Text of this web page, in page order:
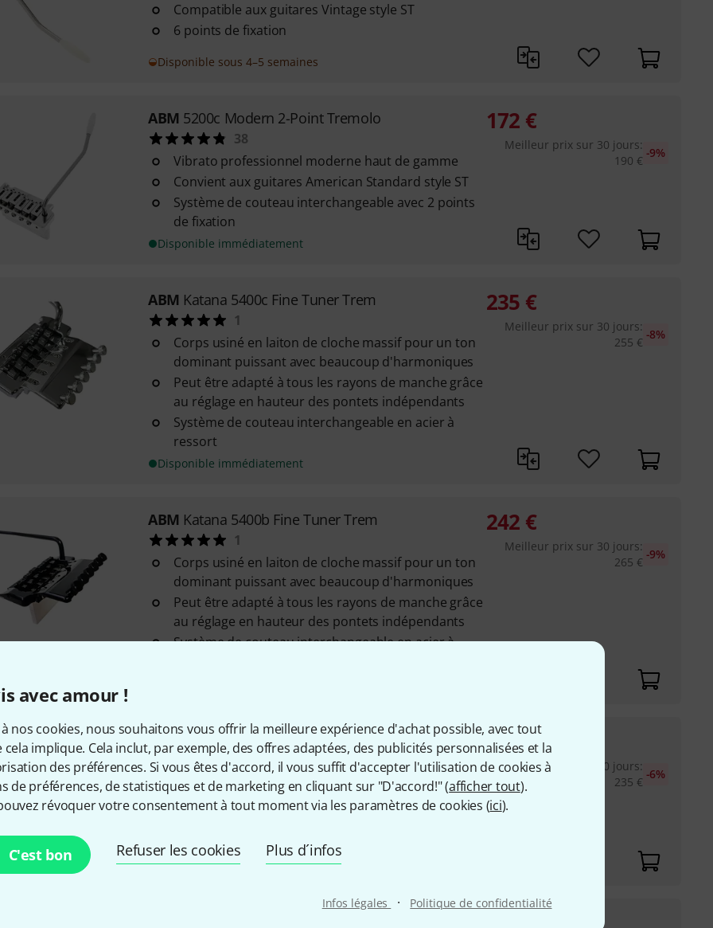
avec amour !
nos cookies, nous souhaitons vous offrir la meilleure expérience d'achat possible, avec tout
cela implique. Cela inclut, par exemple, des offres adaptées, des publicités personnalisées et la
des préférences. Si vous êtes d'accord, il vous suffit d'accepter l'utilisation de cookies à
de préférences, de statistiques et de marketing en cliquant sur "D'accord!" (afficher tout).
révoquer votre consentement à tout moment via les paramètres de cookies (ici).
C'est bon Refuser les cookies Plus d´infos
Infos légales · Politique de confidentialité
Compatible aux guitares Vintage style ST
6 points de fixation
Disponible sous 4–5 semaines
ABM 5200c Modern 2-Point Tremolo
38
Vibrato professionnel moderne haut de gamme
Convient aux guitares American Standard style ST
Système de couteau interchangeable avec 2 points
de fixation
Disponible immédiatement
172 €
Meilleur prix sur 30 jours:
190 €
-9%
ABM Katana 5400c Fine Tuner Trem
1
Corps usiné en laiton de cloche massif pour un ton
dominant puissant avec beaucoup d'harmoniques
Peut être adapté à tous les rayons de manche grâce
au réglage en hauteur des pontets indépendants
Système de couteau interchangeable en acier à
ressort
Disponible immédiatement
235 €
Meilleur prix sur 30 jours:
255 €
-8%
ABM Katana 5400b Fine Tuner Trem
1
Corps usiné en laiton de cloche massif pour un ton
dominant puissant avec beaucoup d'harmoniques
Peut être adapté à tous les rayons de manche grâce
au réglage en hauteur des pontets indépendants
Système de couteau interchangeable en acier à
242 €
Meilleur prix sur 30 jours:
265 €
-9%
ABM 5200g Modern 2-Point Tremolo
Vibrato professionnel moderne haut de gamme
Convient aux guitares American Standard style ST
de fixation
Disponible immédiatement
222€
Meilleur prix sur 30 jours:
235 €
-6%